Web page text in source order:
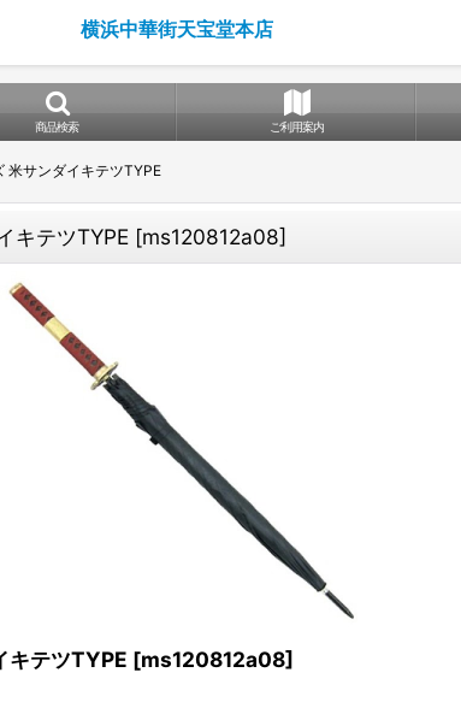
横浜中華街天宝堂本店
商品検索 ご利用案内
米サンダイキテツTYPE
キテツTYPE [ms120812a08]
キテツTYPE [ms120812a08]